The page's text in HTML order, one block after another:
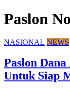
Paslon
NASIONAL NEWS
Paslon
Untuk Siap